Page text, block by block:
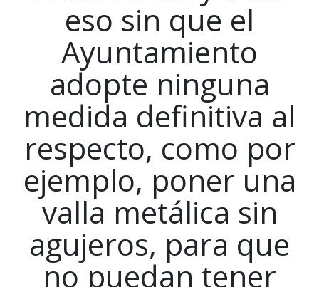
eso sin que el
Ayuntamiento
adopte ninguna
medida definitiva al
respecto, como por
ejemplo, poner una
valla metálica sin
agujeros, para que
no puedan tener